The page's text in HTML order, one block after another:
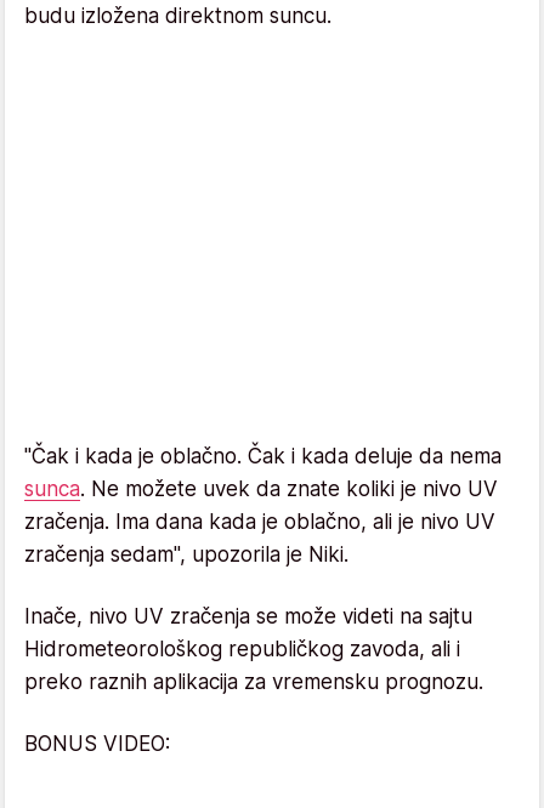
budu izložena direktnom suncu.
"Čak i kada je oblačno. Čak i kada deluje da nema
sunca. Ne možete uvek da znate koliki je nivo UV
zračenja. Ima dana kada je oblačno, ali je nivo UV
zračenja sedam", upozorila je Niki.
Inače, nivo UV zračenja se može videti na sajtu
Hidrometeorološkog republičkog zavoda, ali i
preko raznih aplikacija za vremensku prognozu.
BONUS VIDEO: